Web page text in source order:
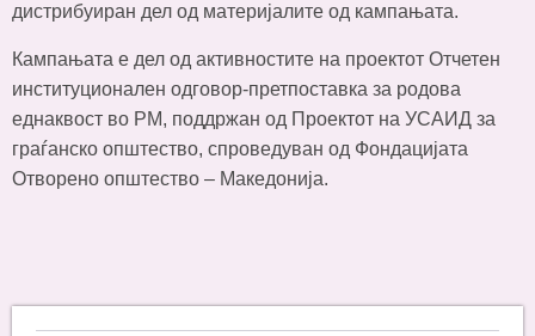
дистрибуиран дел од материјалите од кампањата.
Кампањата е дел од активностите на проектот Отчетен
институционален одговор-претпоставка за родова
еднаквост во РМ, поддржан од Проектот на УСАИД за
граѓанско општество, спроведуван од Фондацијата
Отворено општество – Македонија.